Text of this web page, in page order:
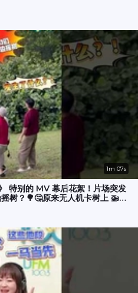
1m 07s
特别的 MV 幕后花絮！片场突发
树？🌳🤔原来无人机卡树上 🚁
才成功营救！🎉